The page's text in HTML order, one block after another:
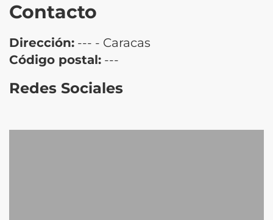
Contacto
Dirección: --- - Caracas
Código postal: ---
Redes Sociales